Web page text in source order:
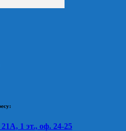
1 эт., оф. 24-25